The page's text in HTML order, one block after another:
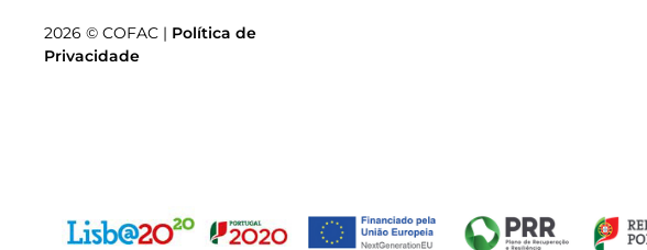
2026 © COFAC | Política de
Privacidade